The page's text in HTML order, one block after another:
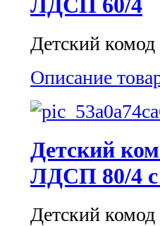
Детский
Описание
Детский
ЛДСП 80/4 с
Детский